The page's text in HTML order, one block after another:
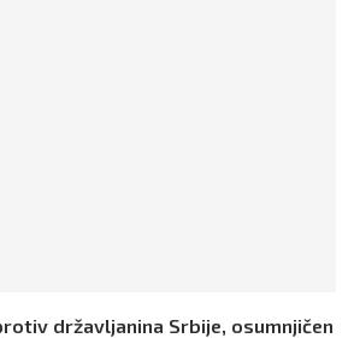
državljanina Srbije, osumnjičen